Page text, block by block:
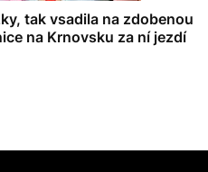
tak vsadila na zdobenou
na Krnovsku za ní jezdí